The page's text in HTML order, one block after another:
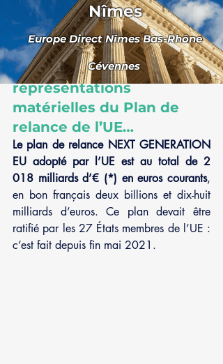
Nîmes
Europe Direct Nîmes Bas-Rhône
Cévennes
Lettre Europe Juillet-Août 2021
Tribune : Pour donner des
représentations
matérielles du Plan de
relance de l’UE…
Le plan de relance NEXT GENERATION
EU adopté par l’UE est au total de 2
018 milliards d’€ (*) en euros courants,
en bon français deux billions et dix-huit
milliards d’euros. Ce plan devait être
ratifié par les 27 États membres de l’UE :
c’est fait depuis fin mai 2021.